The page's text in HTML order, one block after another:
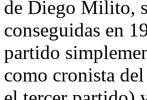
de Diego Milito,
conseguidas en
partido
como cronista